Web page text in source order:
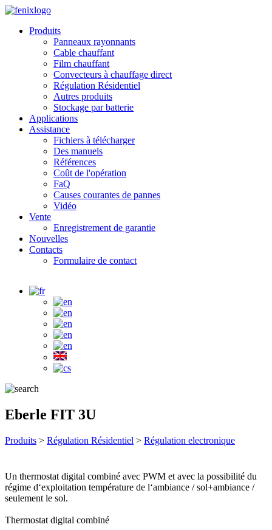
Skip to main content
Produits
Panneaux rayonnants
Cable chauffant
Film chauffant
Convecteurs à chauffage direct
Régulation Résidentiel
Autres produits
Stockage par batterie
Applications
Assistance
Fichiers à télécharger
Des manuels
Références
Coût de l'opération
FaQ
Causes courantes de pannes
Vidéo
Vente
Enregistrement de garantie
Nouvelles
Contacts
Formulaire de contact
Eberle FIT 3U
Produits > Régulation Résidentiel > Régulation electronique
Un thermostat digital combiné avec PWM et avec la possibilité du
régime d‘exploitation température de l‘ambiance / sol+ambiance /
seulement le sol.
Thermostat digital combiné